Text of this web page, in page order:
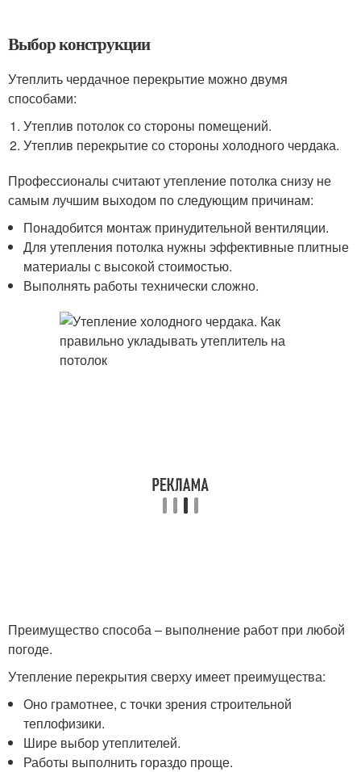
Выбор конструкции
Утеплить чердачное перекрытие можно двумя
способами:
Утеплив потолок со стороны помещений.
Утеплив перекрытие со стороны холодного чердака.
Профессионалы считают утепление потолка снизу не
самым лучшим выходом по следующим причинам:
Понадобится монтаж принудительной вентиляции.
Для утепления потолка нужны эффективные плитные
материалы с высокой стоимостью.
Выполнять работы технически сложно.
Преимущество способа – выполнение работ при любой
погоде.
Утепление перекрытия сверху имеет преимущества:
Оно грамотнее, с точки зрения строительной
теплофизики.
Шире выбор утеплителей.
Работы выполнить гораздо проще.